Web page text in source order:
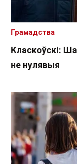
Класкоўскі:
не нулявыя
Грамадства